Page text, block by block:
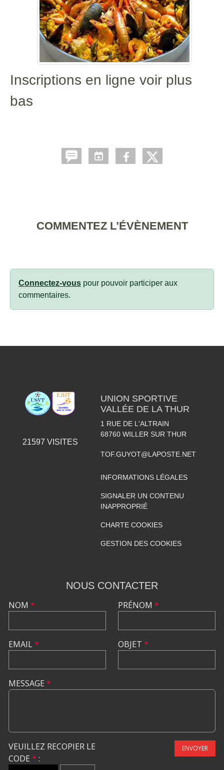
Inscriptions en ligne voir plus
bas
COMMENTEZ L’ÉVÈNEMENT
Connectez-vous pour pouvoir participer aux
commentaires.
21597 VISITES
UNION SPORTIVE
VALLÉE DE LA THUR
1 RUE DE L'ALTRAIN
68760 WILLER SUR THUR
TOF.GUYOT@LAPOSTE.NET
INFORMATIONS LÉGALES
SIGNALER UN CONTENU
INAPPROPRIÉ
CHARTE COOKIES
GESTION DES COOKIES
NOUS CONTACTER
NOM *
EMAIL*
PRÉNOM *
OBJET *
MESSAGE *
VEUILLEZ RECOPIER LE
CODE * :
ENVOYER